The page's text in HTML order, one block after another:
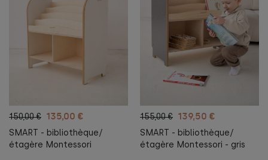
150,00 € 135,00 €
SMART - bibliothèque/
étagère Montessori
155,00 € 139,50 €
SMART - bibliothèque/
étagère Montessori - gris